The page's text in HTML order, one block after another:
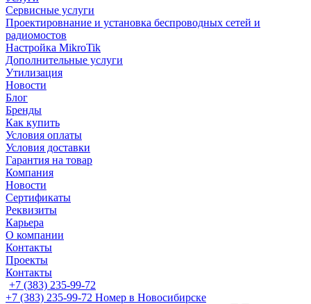
Сервисные услуги
Проектировнание и установка беспроводных сетей и
радиомостов
Настройка MikroTik
Дополнительные услуги
Утилизация
Новости
Блог
Бренды
Как купить
Условия оплаты
Условия доставки
Гарантия на товар
Компания
Новости
Сертификаты
Реквизиты
Карьера
О компании
Контакты
Проекты
Контакты
+7 (383) 235-99-72
+7 (383) 235-99-72 Номер в Новосибирске